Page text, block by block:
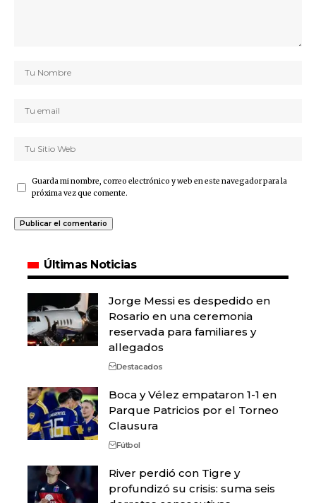
Guarda mi nombre, correo electrónico y web en este navegador para la
próxima vez que comente.
Últimas Noticias
Jorge Messi es despedido en
Rosario en una ceremonia
reservada para familiares y
allegados
Destacados
Boca y Vélez empataron 1-1 en
Parque Patricios por el Torneo
Clausura
Fútbol
River perdió con Tigre y
profundizó su crisis: suma seis